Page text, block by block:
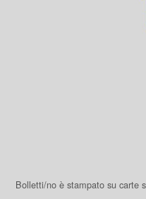
Bolletti/no è stampato su carte